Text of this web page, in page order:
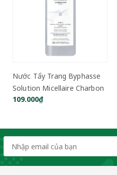
Nước Tẩy Trang Byphasse
Solution Micellaire Charbon
Actif Detox Pure Skin 500ml
109.000₫